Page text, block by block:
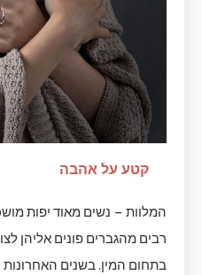
קטע על אהבה
המלוות – נשים מאוד יפות
רבים מהגברים פונים אליהן
בתחום המין. בשנים האחרונות